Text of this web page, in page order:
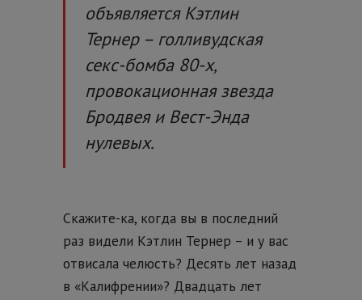
объявляется Кэтлин
Тернер – голливудская
секс-бомба 80-х,
провокационная звезда
Бродвея и Вест-Энда
нулевых.
Скажите-ка, когда вы в последний
раз видели Кэтлин Тернер – и у вас
отвисала челюсть? Десять лет назад
в «Калифрении»? Двадцать лет